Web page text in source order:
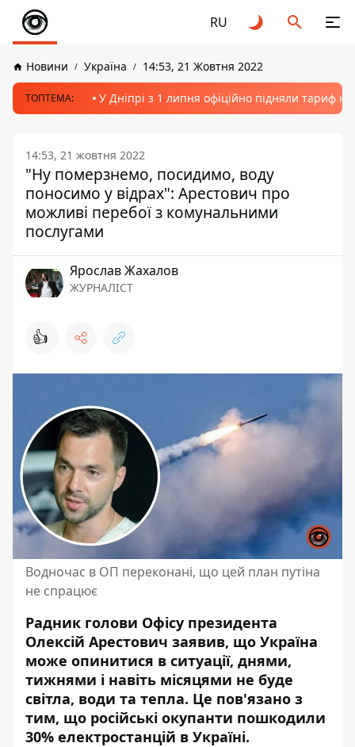
RU
Новини Україна 14:53, 21 Жовтня 2022
ТОПТЕМА: У Дніпрі з 1 липня офіційно підняли тариф
14:53, 21 жовтня 2022
"Ну померзнемо, посидимо, воду
поносимо у відрах": Арестович про
можливі перебої з комунальними
послугами
Ярослав Жахалов
ЖУРНАЛІСТ
👍
Водночас в ОП переконані, що цей план путіна
не спрацює
Радник голови Офісу президента
Олексій Арестович заявив, що Україна
може опинитися в ситуації, днями,
тижнями і навіть місяцями не буде
світла, води та тепла. Це пов'язано з
тим, що російські окупанти пошкодили
30% електростанцій в Україні.